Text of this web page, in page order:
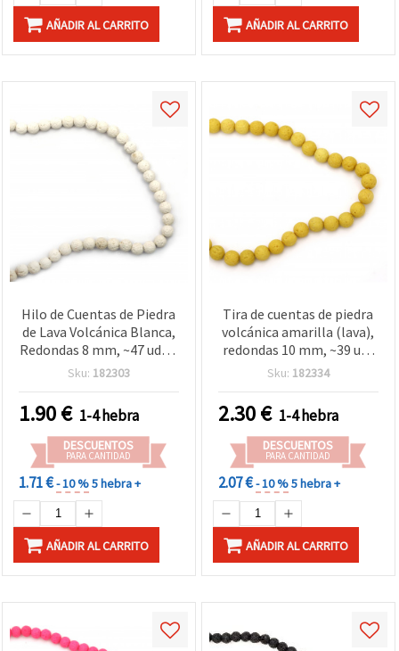
AÑADIR AL CARRITO AÑADIR AL CARRITO
Hilo de Cuentas de Piedra
de Lava Volcánica Blanca,
Redondas 8 mm, ~47 uds –
Ideal para Manualidades y
Sku: 182303
1.90€ 1-4 hebra
DESCUENTOS
PARA CANTIDAD
1.71 €- 10 %5 hebra +
AÑADIR AL CARRITO
Tira de cuentas de piedra
volcánica amarilla (lava),
redondas 10 mm, ~39 uds
– Ideal para crear
Sku: 182334
2.30€ 1-4 hebra
DESCUENTOS
PARA CANTIDAD
2.07 €- 10 %5 hebra +
AÑADIR AL CARRITO